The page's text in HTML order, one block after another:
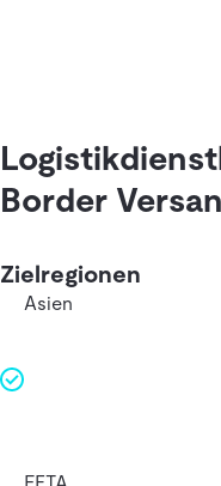
Border
Zielregionen
Asien